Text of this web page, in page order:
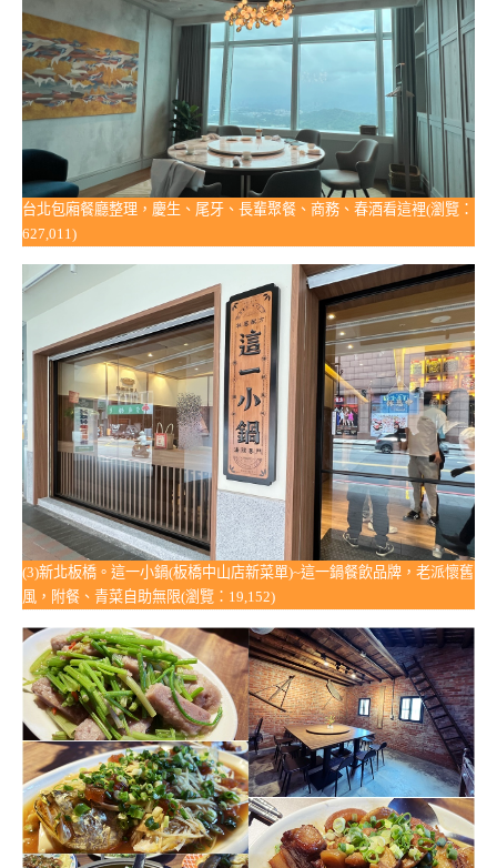
台北包廂餐廳整理，慶生、尾牙、長輩聚餐、商務、春酒看這裡(瀏覽：
627,011)
(3)新北板橋。這一小鍋(板橋中山店新菜單)~這一鍋餐飲品牌，老派懷舊
風，附餐、青菜自助無限(瀏覽：19,152)